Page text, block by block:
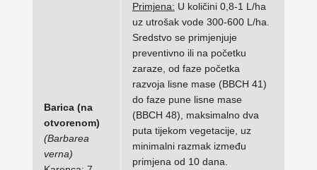
Barica (na
otvorenom)
(Barbarea
verna)
Primjena: U količini 0,8-1 L/ha
uz utrošak vode 300-600 L/ha.
Sredstvo se primjenjuje
preventivno ili na početku
zaraze, od faze početka
razvoja lisne mase (BBCH 41)
do faze pune lisne mase
(BBCH 48), maksimalno dva
puta tijekom vegetacije, uz
minimalni razmak između
primjena od 10 dana.